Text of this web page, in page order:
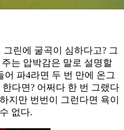
린에 굴곡이 심하다고? 그
는 압박감은 말로 설명할
파4라면 두 번 만에 온그
다면? 어쩌다 한 번 그랬다
지만 번번이 그런다면 욕이
없다.